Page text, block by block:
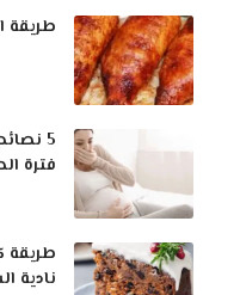
طريقة
5
فترة
نادية